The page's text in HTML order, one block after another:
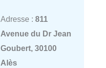
Adresse : 811
Avenue du Dr Jean
Goubert, 30100
Alès